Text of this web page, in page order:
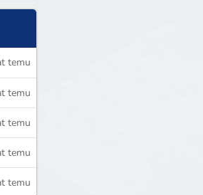
temu
temu
temu
temu
temu